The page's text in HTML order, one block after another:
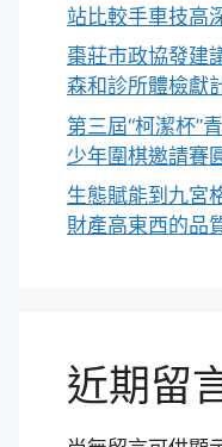
站比較手車技高
棗莊市政協發建
森和診所體檢獻
第三屆“柯潔杯”
少年圍棋邀請賽
生態賦能到九宮
財產高東西的品
近期留